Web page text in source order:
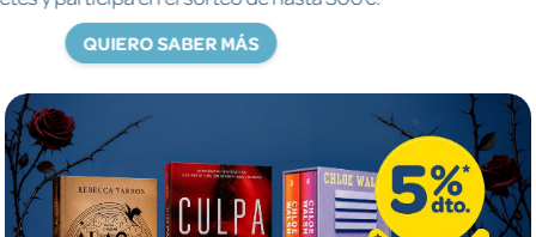
QUIERO SABER MÁS